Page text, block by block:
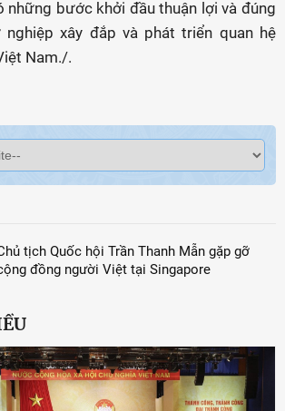
những bước khởi đầu thuận lợi và đúng
xây đắp và phát triển quan hệ
Nam./.
tịch Quốc hội Trần Thanh Mẫn gặp gỡ
đồng người Việt tại Singapore